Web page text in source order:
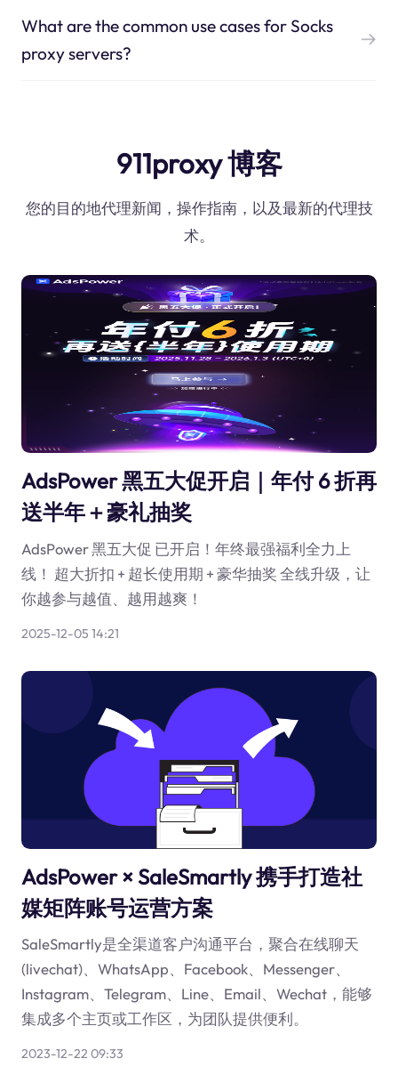
What are the common use cases for Socks
proxy servers?
911proxy 博客
您的目的地代理新闻，操作指南，以及最新的代理技
术。
AdsPower 黑五大促开启｜年付 6 折再
送半年＋豪礼抽奖
AdsPower 黑五大促 已开启！年终最强福利全力上
线！ 超大折扣 + 超长使用期 + 豪华抽奖 全线升级，让
你越参与越值、越用越爽！
2025-12-05 14:21
AdsPower × SaleSmartly 携手打造社
媒矩阵账号运营方案
SaleSmartly是全渠道客户沟通平台，聚合在线聊天
(livechat)、WhatsApp、Facebook、Messenger、
Instagram、Telegram、Line、Email、Wechat，能够
集成多个主页或工作区，为团队提供便利。
2023-12-22 09:33